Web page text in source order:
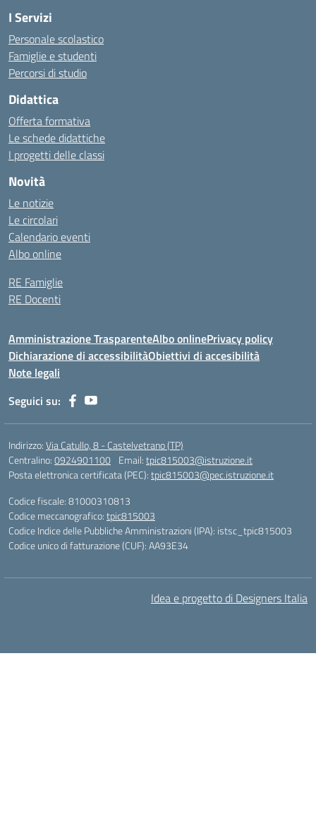
I Servizi
Personale scolastico
Famiglie e studenti
Percorsi di studio
Didattica
Offerta formativa
Le schede didattiche
I progetti delle classi
Novità
Le notizie
Le circolari
Calendario eventi
Albo online
RE Famiglie
RE Docenti
Amministrazione TrasparenteAlbo onlinePrivacy policy
Dichiarazione di accessibilitàObiettivi di accesibilità
Note legali
Seguici su:
Indirizzo:Via Catullo, 8 - Castelvetrano (TP)
Centralino:0924901100 Email:tpic815003@istruzione.it
Posta elettronica certificata (PEC):tpic815003@pec.istruzione.it
Codice fiscale: 81000310813
Codice meccanografico:tpic815003
Codice Indice delle Pubbliche Amministrazioni (IPA): istsc_tpic815003
Codice unico di fatturazione (CUF): AA93E34
Idea e progetto di Designers Italia